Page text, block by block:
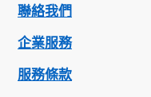
聯絡我們
企業服務
服務條款